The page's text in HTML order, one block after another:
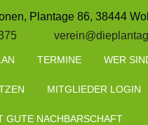
Plantage 86, 38444
TERMINE WER
MITGLIEDER LOGIN
GUTE NACHBARSCHAFT